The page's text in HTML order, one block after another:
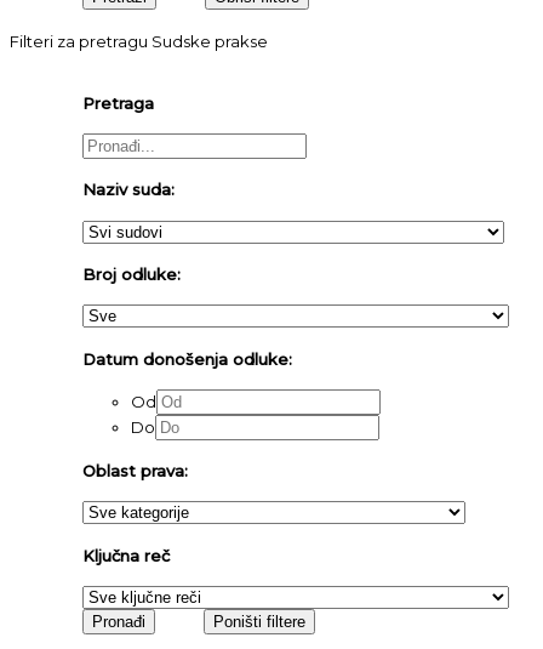
Filteri za pretragu Sudske prakse
Pretraga
Naziv suda:
Broj odluke:
Datum donošenja odluke:
Od
Do
Oblast prava:
Ključna reč